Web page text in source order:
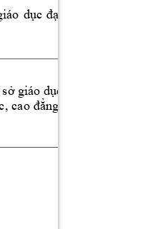
dục đại
sở giáo dục
cao đẳng,